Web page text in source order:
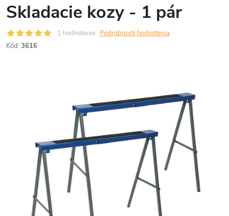
Skladacie kozy - 1 pár
1 hodnotenie Podrobnosti hodnotenia
Kód: 3616